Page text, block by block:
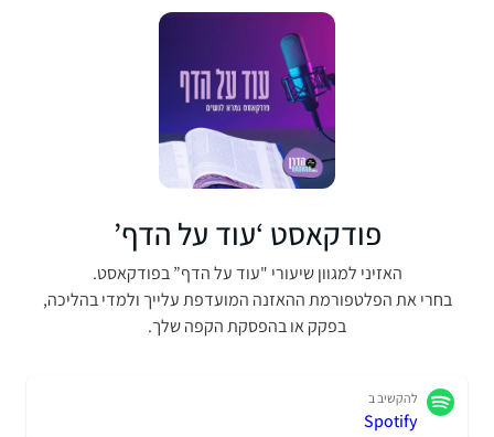
פודקאסט ‘עוד על הדף’
האזיני למגוון שיעורי "עוד על הדף” בפודקאסט.
בחרי את הפלטפורמת ההאזנה המועדפת עלייך ולמדי בהליכה,
בפקק או בהפסקת הקפה שלך.
להקשיב ב
Spotify